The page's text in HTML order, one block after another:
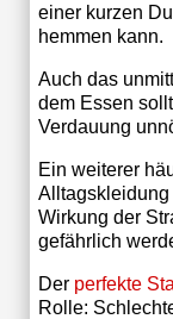
einer kurzen
hemmen kann.
Auch das
dem Essen
Verdauung
Ein weiterer
Alltagskleidung
Wirkung der
gefährlich
Der perfekte
Rolle: